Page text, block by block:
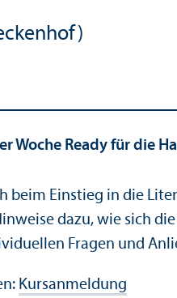
Woche Ready für die
beim Einstieg in die
dazu, wie sich
Fragen und
Kursanmeldung